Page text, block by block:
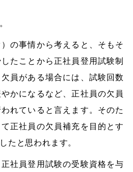
の事情から考えると、そもそ
たことから正社員登用試験制
員がある場合には、試験回数
かになるなど、正社員の欠員
れていると言えます。そのた
正社員の欠員補充を目的とす
たと思われます。
社員登用試験の受験資格を与